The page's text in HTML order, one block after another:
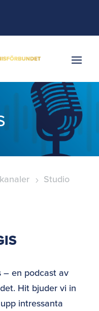
5
Studio
– en podcast av
Hit bjuder vi in
intressanta